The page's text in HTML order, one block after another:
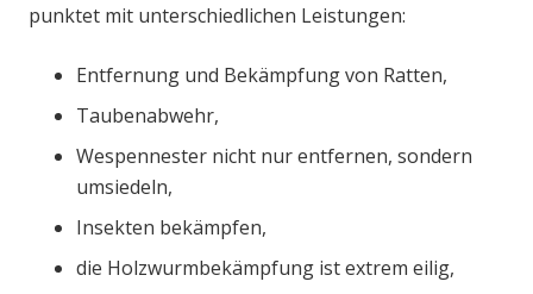
punktet mit unterschiedlichen Leistungen:
Entfernung und Bekämpfung von Ratten,
Taubenabwehr,
Wespennester nicht nur entfernen, sondern
umsiedeln,
Insekten bekämpfen,
die Holzwurmbekämpfung ist extrem eilig,